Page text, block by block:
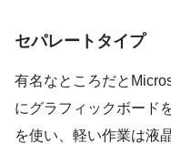
セパレートタイプ
有名なところだと
にグラフィックボード
を使い、軽い作業は液